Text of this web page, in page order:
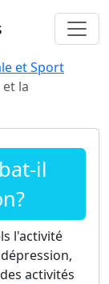
et Sport
la
il
l'activité
activités